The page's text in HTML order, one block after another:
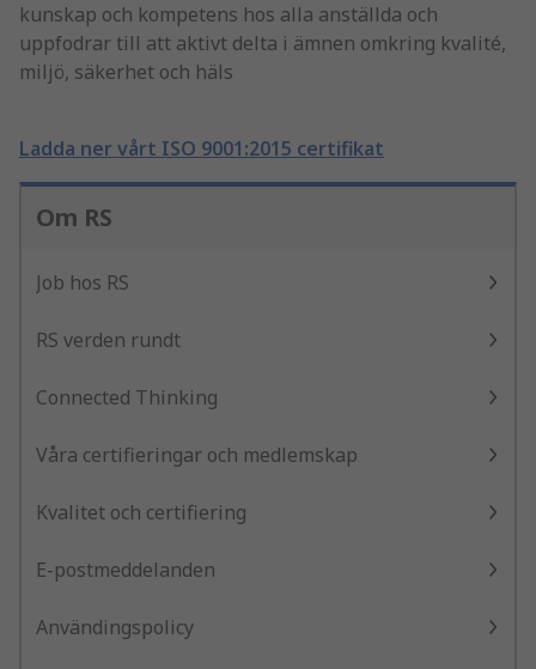
kunskap och kompetens hos alla anställda och
uppfodrar till att aktivt delta i ämnen omkring kvalité,
miljö, säkerhet och häls
Ladda ner vårt ISO 9001:2015 certifikat
Om RS
Job hos RS
RS verden rundt
Connected Thinking
Våra certifieringar och medlemskap
Kvalitet och certifiering
E-postmeddelanden
Användingspolicy